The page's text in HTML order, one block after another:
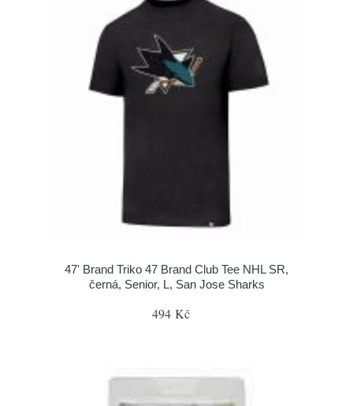
47' Brand Triko 47 Brand Club Tee NHL SR,
černá, Senior, L, San Jose Sharks
494 Kč